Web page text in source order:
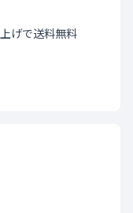
げで送料無料